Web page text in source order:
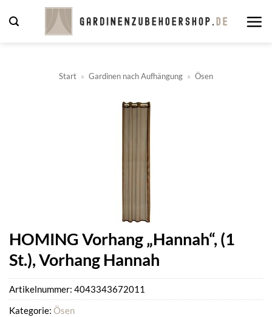
Inhalt
Start » Gardinen nach Aufhängung » Ösen
HOMING Vorhang „Hannah“, (1
St.), Vorhang Hannah
Artikelnummer: 4043343672011
Kategorie: Ösen